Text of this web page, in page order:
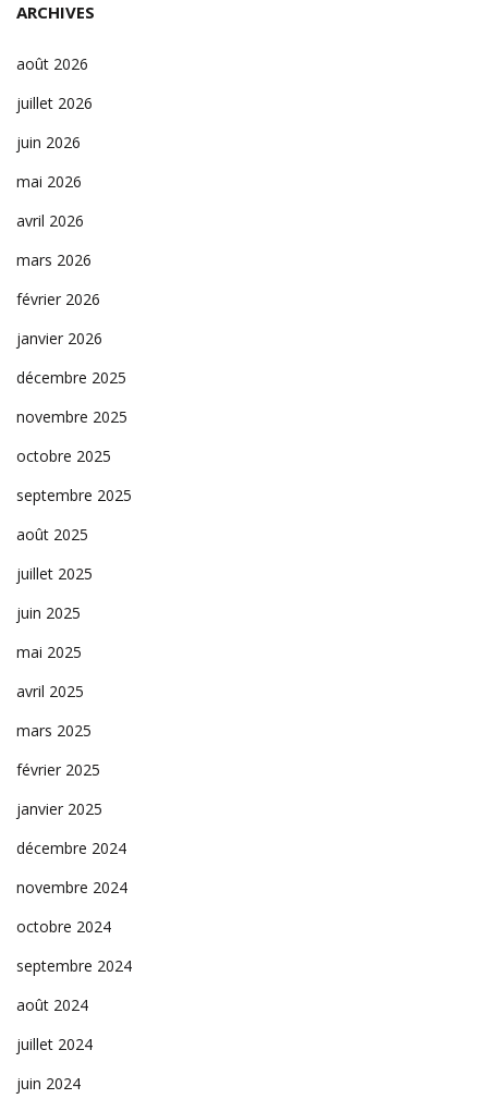
ARCHIVES
août 2026
juillet 2026
juin 2026
mai 2026
avril 2026
mars 2026
février 2026
janvier 2026
décembre 2025
novembre 2025
octobre 2025
septembre 2025
août 2025
juillet 2025
juin 2025
mai 2025
avril 2025
mars 2025
février 2025
janvier 2025
décembre 2024
novembre 2024
octobre 2024
septembre 2024
août 2024
juillet 2024
juin 2024